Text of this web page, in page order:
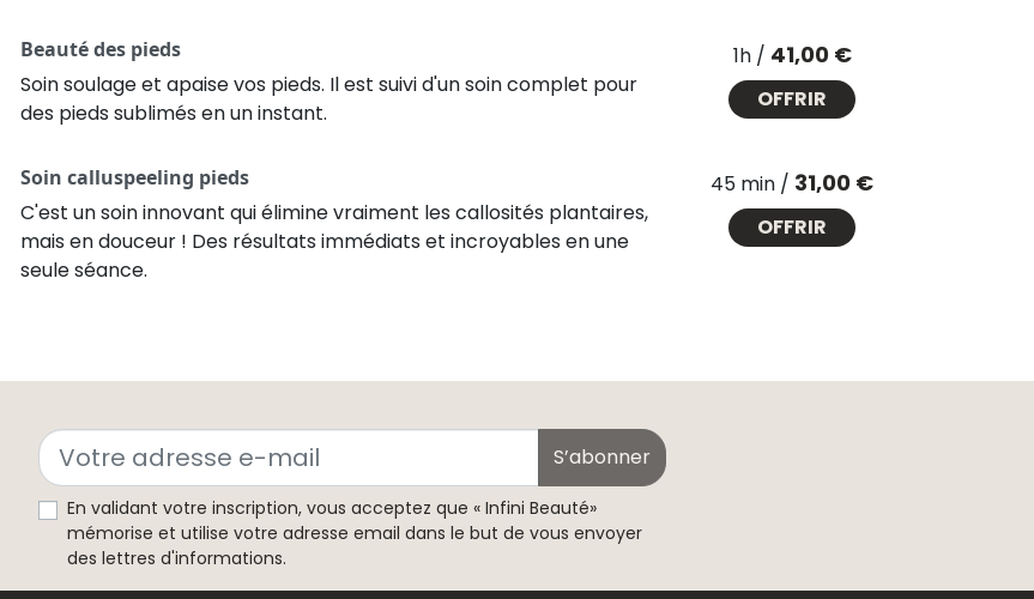
Beauté des pieds
Soin soulage et apaise vos pieds. Il est suivi d'un soin complet pour
des pieds sublimés en un instant.
1h / Prix
41,00 €
OFFRIR
Soin calluspeeling pieds
C'est un soin innovant qui élimine vraiment les callosités plantaires,
mais en douceur ! Des résultats immédiats et incroyables en une
seule séance.
45 min / Prix
31,00 €
OFFRIR
S’abonner
En validant votre inscription, vous acceptez que « Infini Beauté»
mémorise et utilise votre adresse email dans le but de vous envoyer
des lettres d'informations.